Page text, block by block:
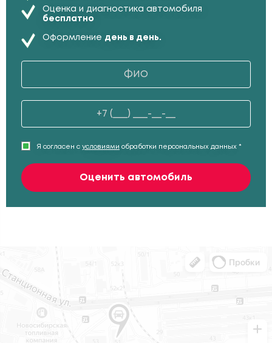
Оценка и диагностика автомобиля
бесплатно
Оформление день в день.
Я согласен с условиями обработки персональных данных *
Оценить автомобиль